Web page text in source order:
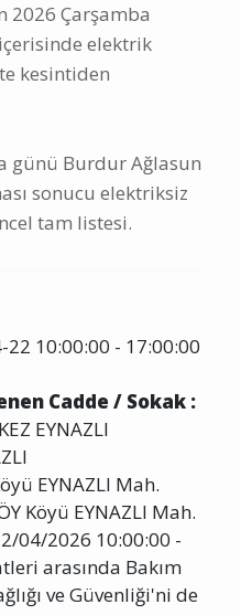
2026 Çarşamba
elektrik
kesintiden
günü Burdur Ağlasun
sonucu elektriksiz
tam listesi.
22 10:00:00 - 17:00:00
Cadde / Sokak :
EYNAZLI
EYNAZLI Mah.
Köyü EYNAZLI Mah.
04/2026 10:00:00 -
arasında Bakım
ve Güvenliği'ni de